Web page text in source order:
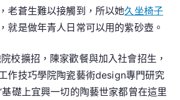
老蒼生難以接觸到，所以她久坐椅子
就是做年青人日常可以用的紫砂壺。
校擴招，陳家歡餐與加入社會招生，
作技巧學院陶瓷藝術design專門研究
礎上宜興一切的陶藝世家都曾在這里